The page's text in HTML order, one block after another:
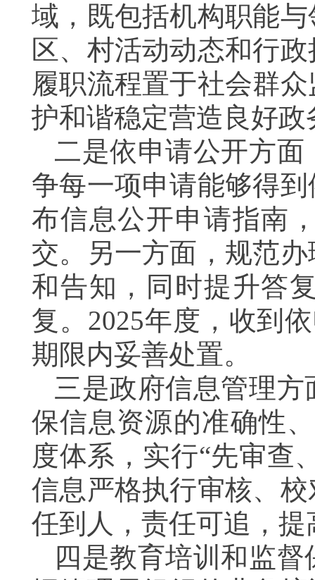
域，既包括机构职能
区、村活动动态和行
履职流程置于社会群
护和谐稳定营造良好政
二是依申请公开方
争每一项申请能够得
布信息公开申请指南
交。另一方面，规范
和告知，同时提升答
复。2025年度，收到
期限内妥善处置。
三是政府信息管理
保信息资源的准确性
度体系，实行“先审查
信息严格执行审核、
任到人，责任可追，
四是教育培训和监